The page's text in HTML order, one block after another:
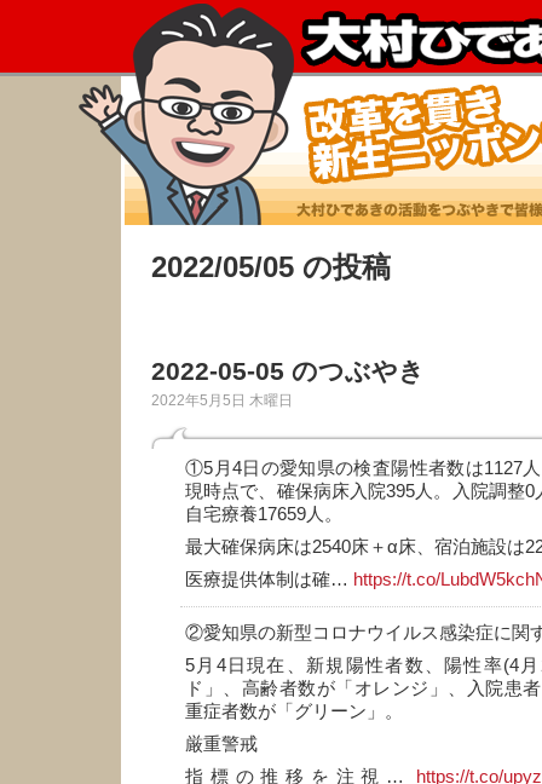
2022/05/05 の投稿
2022-05-05 のつぶやき
2022年5月5日 木曜日
①5月4日の愛知県の検査陽性者数は1127
現時点で、確保病床入院395人。入院調整0
自宅療養17659人。
最大確保病床は2540床＋α床、宿泊施設は
医療提供体制は確… https://t.co/
②愛知県の新型コロナウイルス感染症に関
5月4日現在、新規陽性者数、陽性率(4
ド」、高齢者数が「オレンジ」、入院患
重症者数が「グリーン」。
厳重警戒
指標の推移を注視…
https://t.co/